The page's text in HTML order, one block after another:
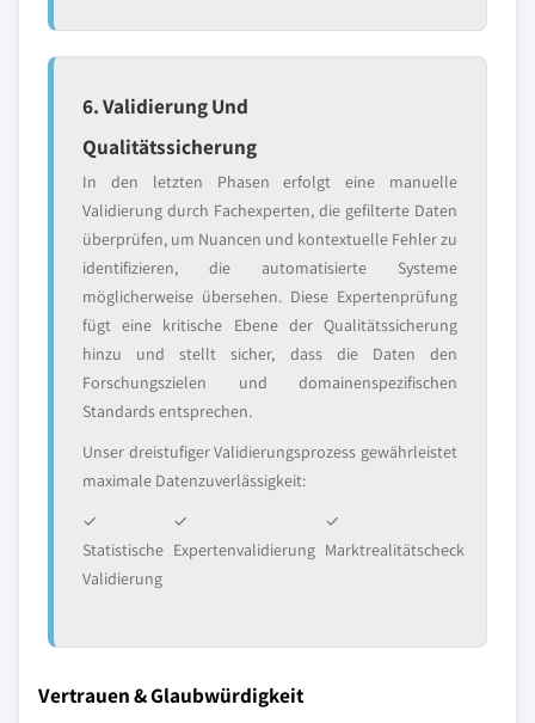
6. Validierung Und
Qualitätssicherung
In den letzten Phasen erfolgt eine manuelle
Validierung durch Fachexperten, die gefilterte Daten
überprüfen, um Nuancen und kontextuelle Fehler zu
identifizieren, die automatisierte Systeme
möglicherweise übersehen. Diese Expertenprüfung
fügt eine kritische Ebene der Qualitätssicherung
hinzu und stellt sicher, dass die Daten den
Forschungszielen und domainenspezifischen
Standards entsprechen.
Unser dreistufiger Validierungsprozess gewährleistet
maximale Datenzuverlässigkeit:
✓
Statistische
Validierung
✓
Expertenvalidierung
✓
Marktrealitätscheck
Vertrauen & Glaubwürdigkeit